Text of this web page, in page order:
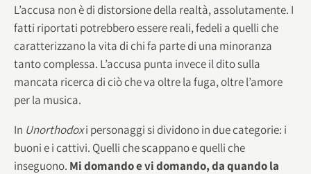
L’accusa non è di distorsione della realtà, assolutamente. I
fatti riportati potrebbero essere reali, fedeli a quelli che
caratterizzano la vita di chi fa parte di una minoranza
tanto complessa. L’accusa punta invece il dito sulla
mancata ricerca di ciò che va oltre la fuga, oltre l’amore
per la musica.
In Unorthodoxi personaggi si dividono in due categorie: i
buoni e i cattivi. Quelli che scappano e quelli che
inseguono. Mi domando e vi domando, da quando la